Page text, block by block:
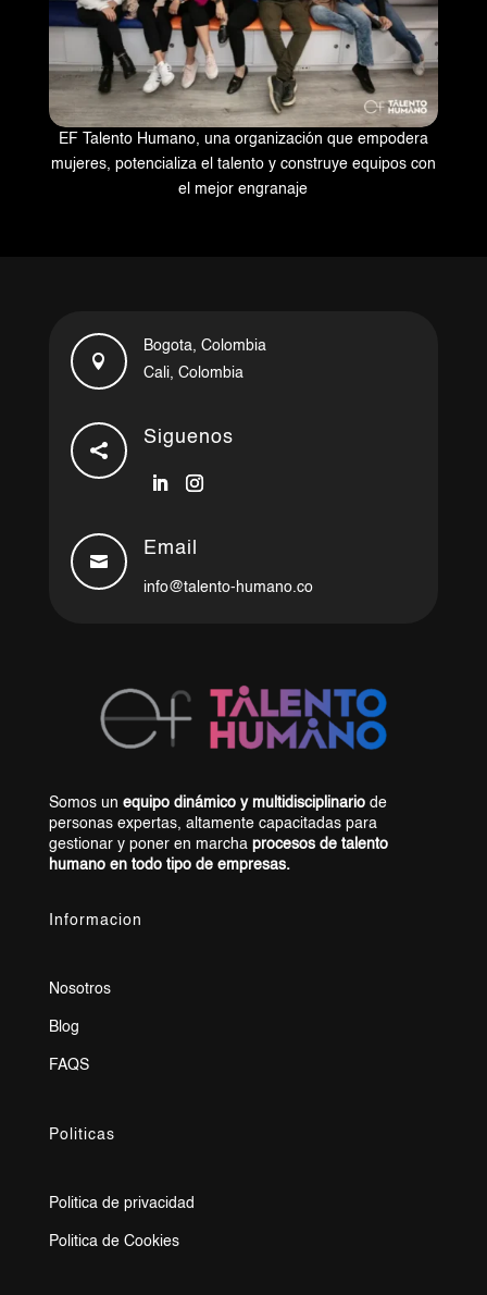
EF Talento Humano, una organización que empodera
mujeres, potencializa el talento y construye equipos con
el mejor engranaje

Bogota, Colombia
Cali, Colombia

Siguenos

Email
info@talento-humano.co
Somos un equipo dinámico y multidisciplinario de
personas expertas, altamente capacitadas para
gestionar y poner en marcha procesos de talento
humano en todo tipo de empresas.
Informacion
Nosotros
Blog
FAQS
Politicas
Politica de privacidad
Politica de Cookies